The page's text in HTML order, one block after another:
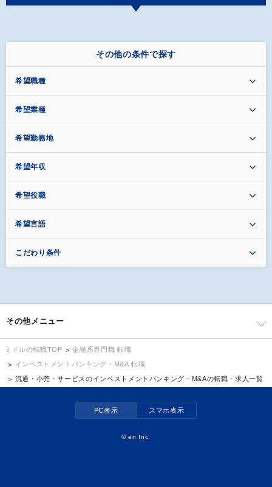
その他の条件で探す
希望職種
希望業種
希望勤務地
希望年収
希望役職
希望言語
こだわり条件
その他メニュー
ミドルの転職TOP
金融系専門職 転職
インベストメントバンキング・M&A 転職
流通・小売・サービスのインベストメントバンキング・M&Aの転職・求人一覧
PC表示 スマホ表示
©en Inc.